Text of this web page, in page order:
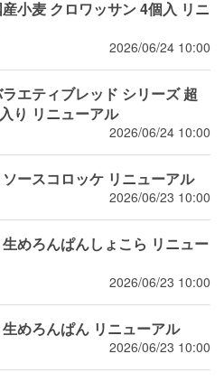
2026/06/24 10:00
熟ライ麦入り リニューアル
2026/06/24 10:00
フジパン ソースコロッケ リニューアル
2026/06/23 10:00
2026/06/23 10:00
フジパン 生めろんぱん リニューアル
2026/06/23 10:00